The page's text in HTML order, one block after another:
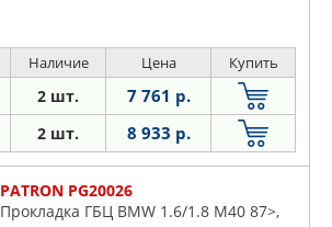
Наличие Цена Купить
2 шт. 7 761 р.
2 шт. 8 933 р.
PATRON PG20026
Прокладка ГБЦ BMW 1.6/1.8 M40 87>,